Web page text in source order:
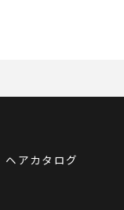
ヘアカタログ